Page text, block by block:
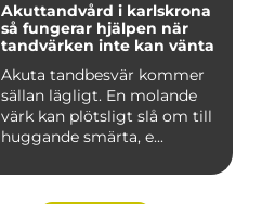
Akuttandvård i karlskrona
så fungerar hjälpen när
tandvärken inte kan vänta
Akuta tandbesvär kommer
sällan lägligt. En molande
värk kan plötsligt slå om till
huggande smärta, e...